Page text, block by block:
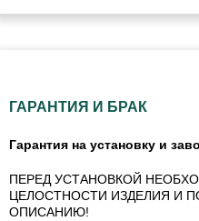
ГАРАНТИЯ И БРАК
Гарантия на установку и
ПЕРЕД УСТАНОВКОЙ
ЦЕЛОСТНОСТИ ИЗДЕЛИЯ И
ОПИСАНИЮ!